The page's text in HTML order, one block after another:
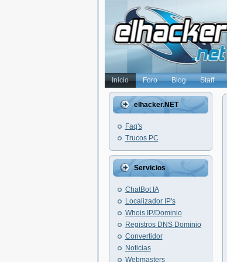
Inicio Foro Blog Staff
elhacker.NET
Faq's
Trucos PC
Servicios
ChatBot IA
Localizador IP's
Whois IP/Dominio
Registros DNS Dominio
Convertidor
Noticias
Webmasters